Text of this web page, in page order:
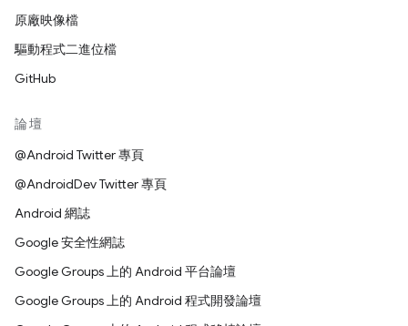
原廠映像檔
驅動程式二進位檔
GitHub
論壇
@Android Twitter 專頁
@AndroidDev Twitter 專頁
Android 網誌
Google 安全性網誌
Google Groups 上的 Android 平台論壇
Google Groups 上的 Android 程式開發論壇